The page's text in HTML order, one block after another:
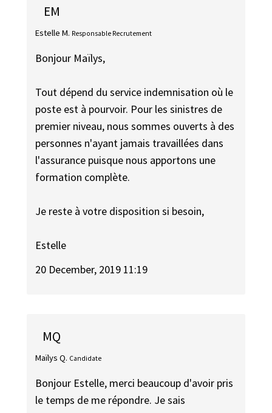
EM
Estelle M. Responsable Recrutement
Bonjour Maïlys,
Tout dépend du service indemnisation où le
poste est à pourvoir. Pour les sinistres de
premier niveau, nous sommes ouverts à des
personnes n'ayant jamais travaillées dans
l'assurance puisque nous apportons une
formation complète.
Je reste à votre disposition si besoin,
Estelle
20 December, 2019 11:19
MQ
Maïlys Q. Candidate
Bonjour Estelle, merci beaucoup d'avoir pris
le temps de me répondre. Je sais